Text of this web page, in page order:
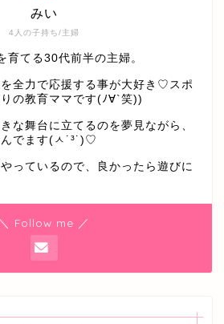
4人の子持ち/主婦
みい
育てる30代前半の主婦。
全力で応援する事が大好き♡スポ
の教育ママです(ﾉ∀`笑))
な舞台に立てるのを夢見ながら、
でます(ㅅ˙³˙)♡
やっているので、良かったら遊びに
＼ Follow me ／